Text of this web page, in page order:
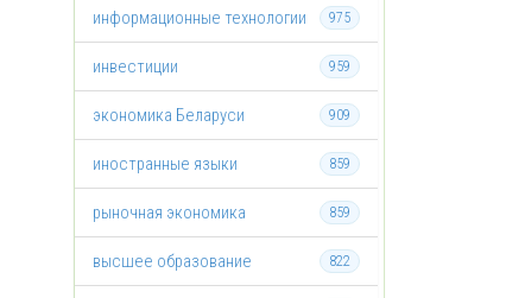
975
информационные технологии
959
инвестиции
909
экономика Беларуси
859
иностранные языки
859
рыночная экономика
822
высшее образование